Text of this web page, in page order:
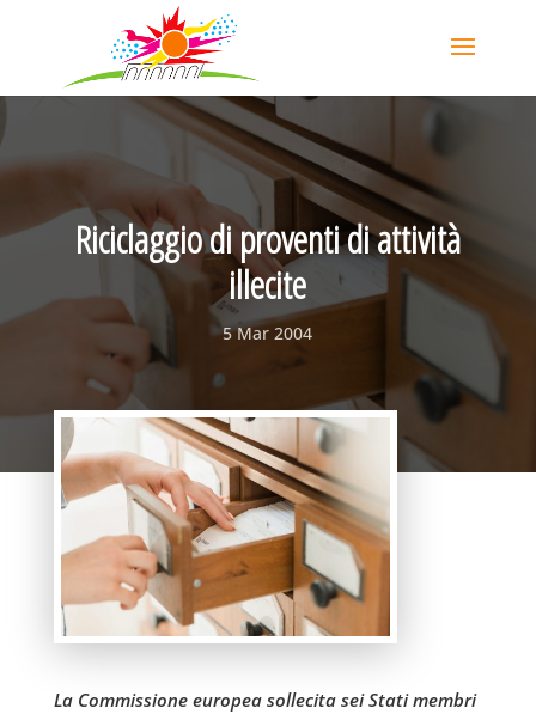
Riciclaggio di proventi di attività
illecite
5 Mar 2004
La Commissione europea sollecita sei Stati membri